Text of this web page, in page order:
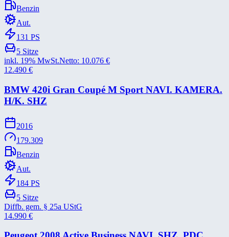
Benzin
Aut.
131 PS
5 Sitze
inkl. 19% MwSt.Netto: 10.076 €
12.490 €
BMW 420i Gran Coupé M Sport NAVI. KAMERA.
H/​K. SHZ
2016
179.309
Benzin
Aut.
184 PS
5 Sitze
Diffb. gem. § 25a UStG
14.990 €